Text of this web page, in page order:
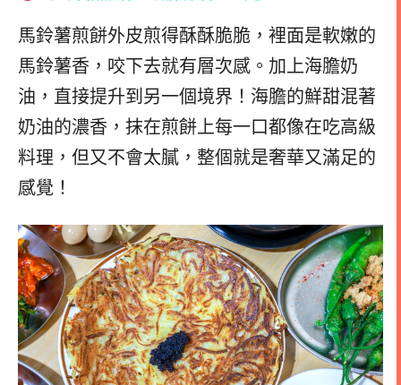
馬鈴薯煎餅外皮煎得酥酥脆脆，裡面是軟嫩的
馬鈴薯香，咬下去就有層次感。加上海膽奶
油，直接提升到另一個境界！海膽的鮮甜混著
奶油的濃香，抹在煎餅上每一口都像在吃高級
料理，但又不會太膩，整個就是奢華又滿足的
感覺！